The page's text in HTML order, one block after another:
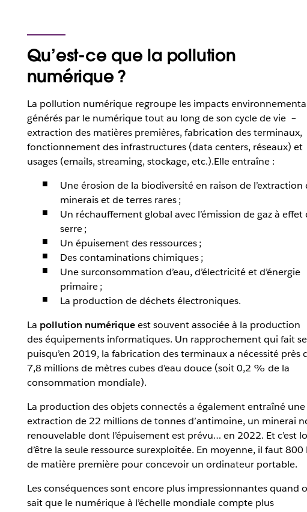
Qu’est-ce que la pollution
numérique ?
La pollution numérique regroupe les impacts
générés par le numérique tout au long de son cycle de vie –
extraction des matières premières, fabrication des terminaux,
fonctionnement des infrastructures (data centers, réseaux) et
usages (emails, streaming, stockage, etc.).Elle entraîne :
Une érosion de la biodiversité en raison de l’extraction
minerais et de terres rares ;
Un réchauffement global avec l’émission de gaz à effet
serre ;
Un épuisement des ressources ;
Des contaminations chimiques ;
Une surconsommation d’eau, d’électricité et d’énergie
primaire ;
La production de déchets électroniques.
La pollution numériqueest souvent associée à la production
des équipements informatiques. Un rapprochement qui fait
puisqu’en 2019, la fabrication des terminaux a nécessité près
7,8 millions de mètres cubes d’eau douce (soit 0,2 % de la
consommation mondiale).
La production des objets connectés a également entraîné une
extraction de 22 millions de tonnes d’antimoine, un minerai
renouvelable dont l’épuisement est prévu… en 2022. Et c’est
d’être la seule ressource surexploitée. En moyenne, il faut 800
de matière première pour concevoir un ordinateur portable.
Les conséquences sont encore plus impressionnantes quand
sait que le numérique à l’échelle mondiale compte plus